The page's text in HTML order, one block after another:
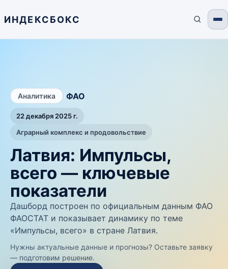
ИНДЕКСБОКС
Аналитика ФАО
22 декабря 2025 г.
Аграрный комплекс и продовольствие
Латвия: Импульсы,
всего — ключевые
показатели
Дашборд построен по официальным данным ФАО
ФАОСТАТ и показывает динамику по теме
«Импульсы, всего» в стране Латвия.
Нужны актуальные данные и прогнозы? Оставьте заявку
— подготовим решение.